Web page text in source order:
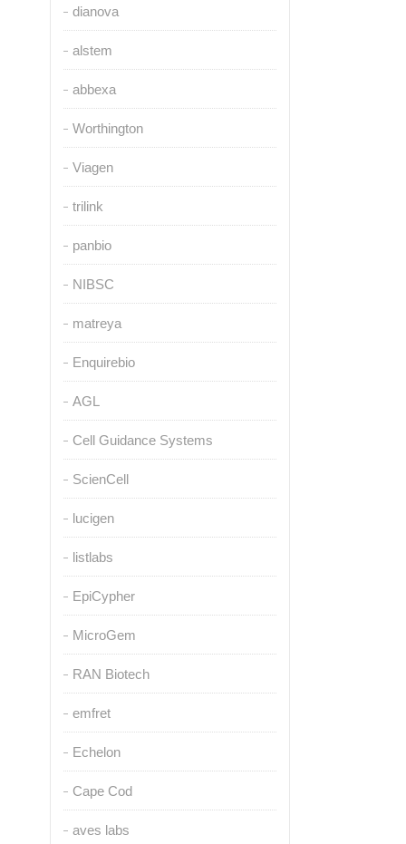
dianova
alstem
abbexa
Worthington
Viagen
trilink
panbio
NIBSC
matreya
Enquirebio
AGL
Cell Guidance Systems
ScienCell
lucigen
listlabs
EpiCypher
MicroGem
RAN Biotech
emfret
Echelon
Cape Cod
aves labs